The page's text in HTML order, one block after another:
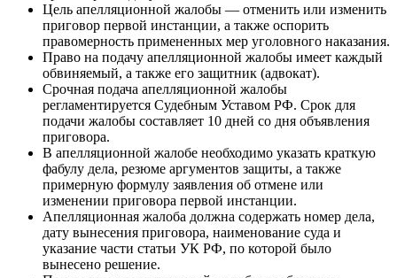
Цель апелляционной жалобы — отменить или изменить
приговор первой инстанции, а также оспорить
правомерность примененных мер уголовного наказания.
Право на подачу апелляционной жалобы имеет каждый
обвиняемый, а также его защитник (адвокат).
Срочная подача апелляционной жалобы
регламентируется Судебным Уставом РФ. Срок для
подачи жалобы составляет 10 дней со дня объявления
приговора.
В апелляционной жалобе необходимо указать краткую
фабулу дела, резюме аргументов защиты, а также
примерную формулу заявления об отмене или
изменении приговора первой инстанции.
Апелляционная жалоба должна содержать номер дела,
дату вынесения приговора, наименование суда и
указание части статьи УК РФ, по которой было
вынесено решение.